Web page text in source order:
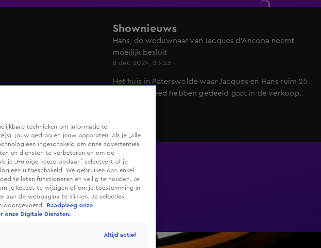
Shownieuws
Hans, de weduwnaar van Jacques d'Ancona neemt
moeilijk besluit
8 dec 2024, 23:23
Het huis in Paterswolde waar Jacques en Hans ruim 25
jaar lief en leed hebben gedeeld gaat in de verkoop.
technieken om informatie te
jouw gedrag en jouw apparaten. Als je „Alle
ingeschakeld om onze advertenties
en diensten te verbeteren en om de
je „Huidige keuze opslaan” selecteert of je
uitgeschakeld. We gebruiken dan enkel
te laten functioneren en veilig te houden. Je
je keuzes te wijzigen of om je toestemming in
aan de webpagina te klikken. Je selecties
doorgevoerd.
Raadpleeg onze
onze Digitale Diensten.
Altijd actief